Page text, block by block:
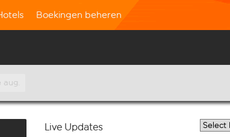
Boekingen beheren
aug.
Live Updates